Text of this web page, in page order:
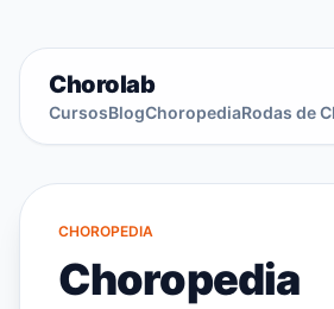
Chorolab
CursosBlogChoropediaRodas de
CHOROPEDIA
Choropedia